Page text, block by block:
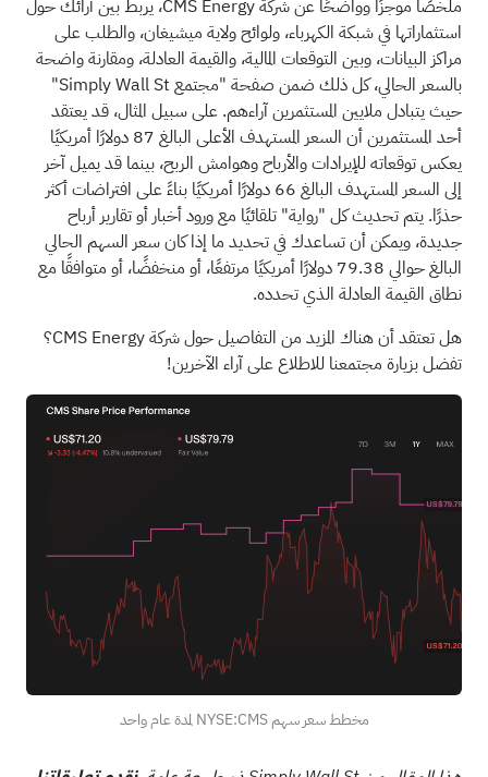
ملخصًا موجزًا وواضحًا عن شركة CMS Energy، يربط بين آرائك حول
استثماراتها في شبكة الكهرباء، ولوائح ولاية ميشيغان، والطلب على
مراكز البيانات، وبين التوقعات المالية، والقيمة العادلة، ومقارنة واضحة
بالسعر الحالي، كل ذلك ضمن صفحة "مجتمع Simply Wall St"
حيث يتبادل ملايين المستثمرين آراءهم. على سبيل المثال، قد يعتقد
أحد المستثمرين أن السعر المستهدف الأعلى البالغ 87 دولارًا أمريكيًا
يعكس توقعاته للإيرادات والأرباح وهوامش الربح، بينما قد يميل آخر
إلى السعر المستهدف البالغ 66 دولارًا أمريكيًا بناءً على افتراضات أكثر
حذرًا. يتم تحديث كل "رواية" تلقائيًا مع ورود أخبار أو تقارير أرباح
جديدة، ويمكن أن تساعدك في تحديد ما إذا كان سعر السهم الحالي
البالغ حوالي 79.38 دولارًا أمريكيًا مرتفعًا، أو منخفضًا، أو متوافقًا مع
نطاق القيمة العادلة الذي تحدده.
هل تعتقد أن هناك المزيد من التفاصيل حول شركة CMS Energy؟
تفضل بزيارة مجتمعنا للاطلاع على آراء الآخرين!
مخطط سعر سهم NYSE:CMS لمدة عام واحد